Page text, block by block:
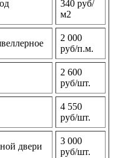
340 руб/
м2
2 000
руб/п.м.
2 600
руб/шт.
4 550
руб/шт.
двери
3 000
руб/шт.